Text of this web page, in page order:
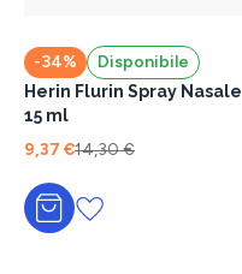
-34% Disponibile
Herin Flurin Spray Nasale
15 ml
9,37 €14,30 €
Aggiungi al carrello